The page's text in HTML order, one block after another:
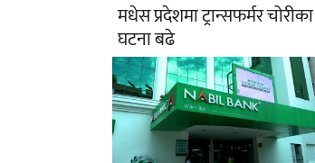
मधेस प्रदेशमा ट्रान्सफर्मर चोरीका
घटना बढे